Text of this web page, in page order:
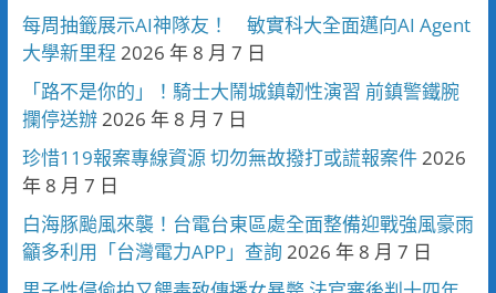
每周抽籤展示AI神隊友！ 敏實科大全面邁向AI Agent
大學新里程 2026 年 8 月 7 日
「路不是你的」！騎士大鬧城鎮韌性演習 前鎮警鐵腕
攔停送辦 2026 年 8 月 7 日
珍惜119報案專線資源 切勿無故撥打或謊報案件 2026
年 8 月 7 日
白海豚颱風來襲！台電台東區處全面整備迎戰強風豪雨
籲多利用「台灣電力APP」查詢 2026 年 8 月 7 日